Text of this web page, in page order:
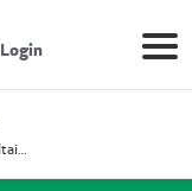
Login
Prestador Clínica Itaipú Ltda (51004348-2)